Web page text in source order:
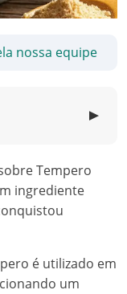
nossa equipe
▼
Tempero
ingrediente
é utilizado em
um